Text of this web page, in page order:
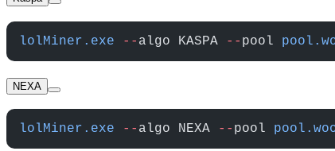
lolMiner.exe -- algo KASPA -- pool
NEXA
lolMiner.exe -- algo NEXA -- pool